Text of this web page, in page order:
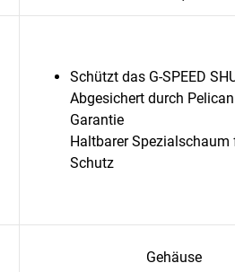
Schützt das G-SPEED
Abgesichert durch
Garantie
Haltbarer Spezialschaum
Schutz
Gehäuse